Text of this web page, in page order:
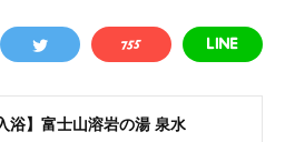
浴】富士山溶岩の湯 泉水